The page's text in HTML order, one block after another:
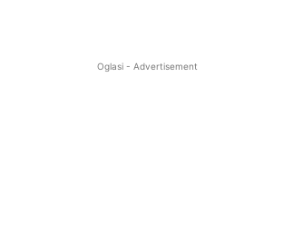
Oglasi - Advertisement